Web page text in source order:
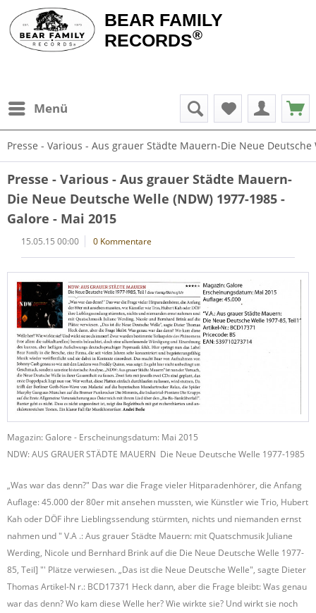
BEAR FAMILY
RECORDS®
Menü
Presse - Various - Aus grauer Städte Mauern-Die Neue
Presse - Various - Aus grauer Städte Mauern-
Die Neue Deutsche Welle (NDW) 1977-1985 -
Galore - Mai 2015
15.05.15 00:00 0 Kommentare
Magazin: Galore - Erscheinungsdatum: Mai 2015
NDW: AUS GRAUER STÄDTE MAUERN Die Neue Deutsche Welle 1977-1985
„Was war das denn?" Das war die Frage vieler Hitparadenhörer, die Anfang
Auflage: 45.000 der 80er mit ansehen mussten, wie Künstler wie Trio, Hubert
Kah oder DÖF ihre Lieblingssendung stürmten, nichts und niemanden ernst
nahmen und " V.A .: Aus grauer Städte Mauern: mit Quatschmusik Juliane
Werding, Nicole und Bernhard Brink auf die Die Neue Deutsche Welle 1977-
85, Teil] "' Plätze verwiesen. „Das ist die Neue Deutsche Welle", sagte Dieter
Thomas Artikel-N r.: BCD17371 Heck dann, aber die Frage bleibt: Was genau
war das denn? Wo kam diese Welle her? Wie wirkte sie? Und wirkt sie noch